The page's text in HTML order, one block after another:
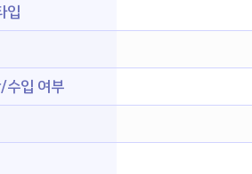
입
수입 여부